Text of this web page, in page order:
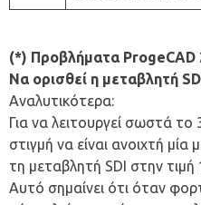
(*) Προβλήματα ProgeCAD
Να ορισθεί η μεταβλητή
Αναλυτικότερα:
Για να λειτουργεί σωστά το
στιγμή να είναι ανοιχτή μία
τη μεταβλητή SDI στην τιμή
Αυτό σημαίνει ότι όταν